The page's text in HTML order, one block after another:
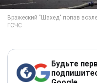
Будьте